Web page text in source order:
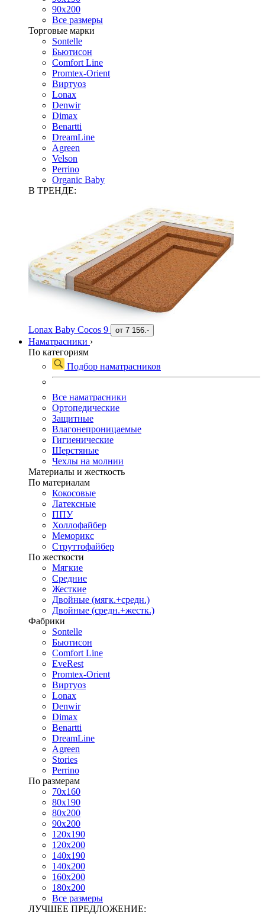
90х200
Все размеры
Торговые марки
Sontelle
Бьютисон
Comfort Line
Promtex-Orient
Виртуоз
Lonax
Denwir
Dimax
Benartti
DreamLine
Agreen
Velson
Perrino
Organic Baby
В ТРЕНДЕ:
Lonax Baby Cocos 9 от 7 156.-
Наматрасники ›
По категориям
Подбор наматрасников
Все наматрасники
Ортопедические
Защитные
Влагонепроницаемые
Гигиенические
Шерстяные
Чехлы на молнии
Материалы и жесткость
По материалам
Кокосовые
Латексные
ППУ
Холлофайбер
Меморикс
Струттофайбер
По жесткости
Мягкие
Средние
Жесткие
Двойные (мягк.+средн.)
Двойные (средн.+жестк.)
Фабрики
Sontelle
Бьютисон
Comfort Line
EveRest
Promtex-Orient
Виртуоз
Lonax
Denwir
Dimax
Benartti
DreamLine
Agreen
Stories
Perrino
По размерам
70х160
80х190
80х200
90х200
120х190
120х200
140х190
140х200
160х200
180х200
Все размеры
ЛУЧШЕЕ ПРЕДЛОЖЕНИЕ: